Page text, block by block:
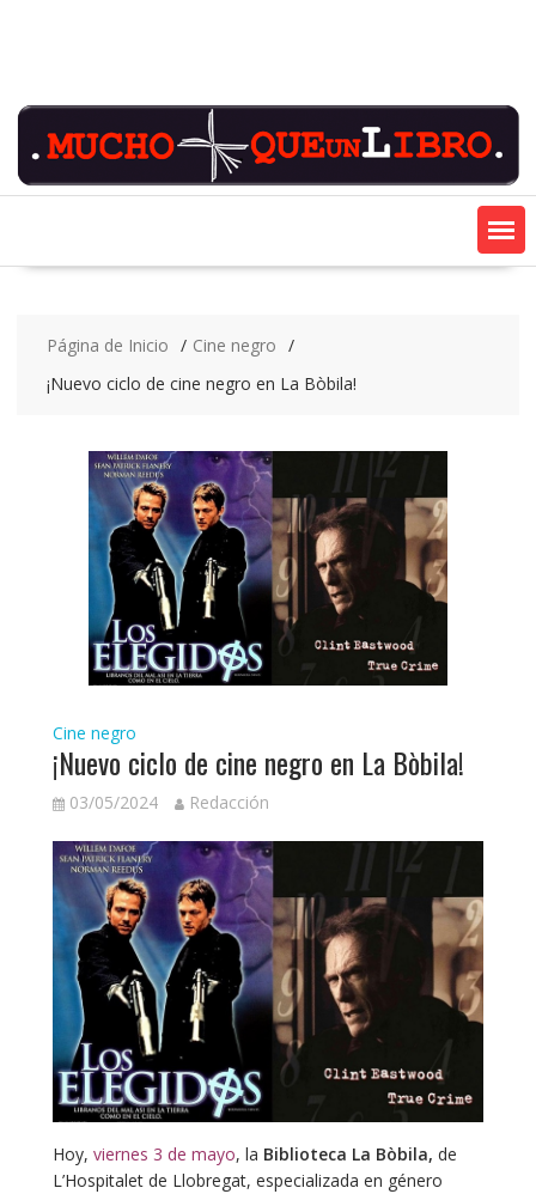
Página de Inicio
Cine negro
¡Nuevo ciclo de cine negro en La Bòbila!
Cine negro
¡Nuevo ciclo de cine negro en La Bòbila!
03/05/2024 Redacción
Hoy, viernes 3 de mayo, la Biblioteca La Bòbila, de
L’Hospitalet de Llobregat, especializada en género